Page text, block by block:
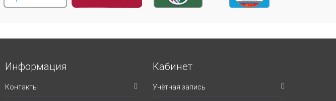
Информация
Контакты
Кабинет
Учётная запись